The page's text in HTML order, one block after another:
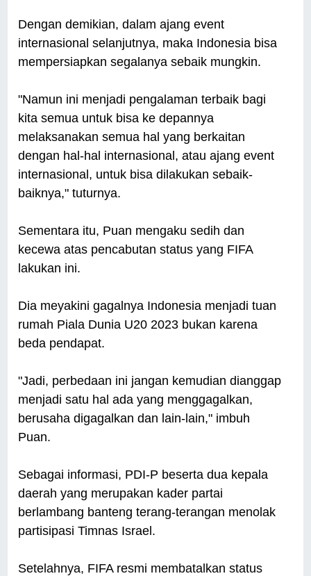
Dengan demikian, dalam ajang event
internasional selanjutnya, maka Indonesia bisa
mempersiapkan segalanya sebaik mungkin.
"Namun ini menjadi pengalaman terbaik bagi
kita semua untuk bisa ke depannya
melaksanakan semua hal yang berkaitan
dengan hal-hal internasional, atau ajang event
internasional, untuk bisa dilakukan sebaik-
baiknya," tuturnya.
Sementara itu, Puan mengaku sedih dan
kecewa atas pencabutan status yang FIFA
lakukan ini.
Dia meyakini gagalnya Indonesia menjadi tuan
rumah Piala Dunia U20 2023 bukan karena
beda pendapat.
"Jadi, perbedaan ini jangan kemudian dianggap
menjadi satu hal ada yang menggagalkan,
berusaha digagalkan dan lain-lain," imbuh
Puan.
Sebagai informasi, PDI-P beserta dua kepala
daerah yang merupakan kader partai
berlambang banteng terang-terangan menolak
partisipasi Timnas Israel.
Setelahnya, FIFA resmi membatalkan status